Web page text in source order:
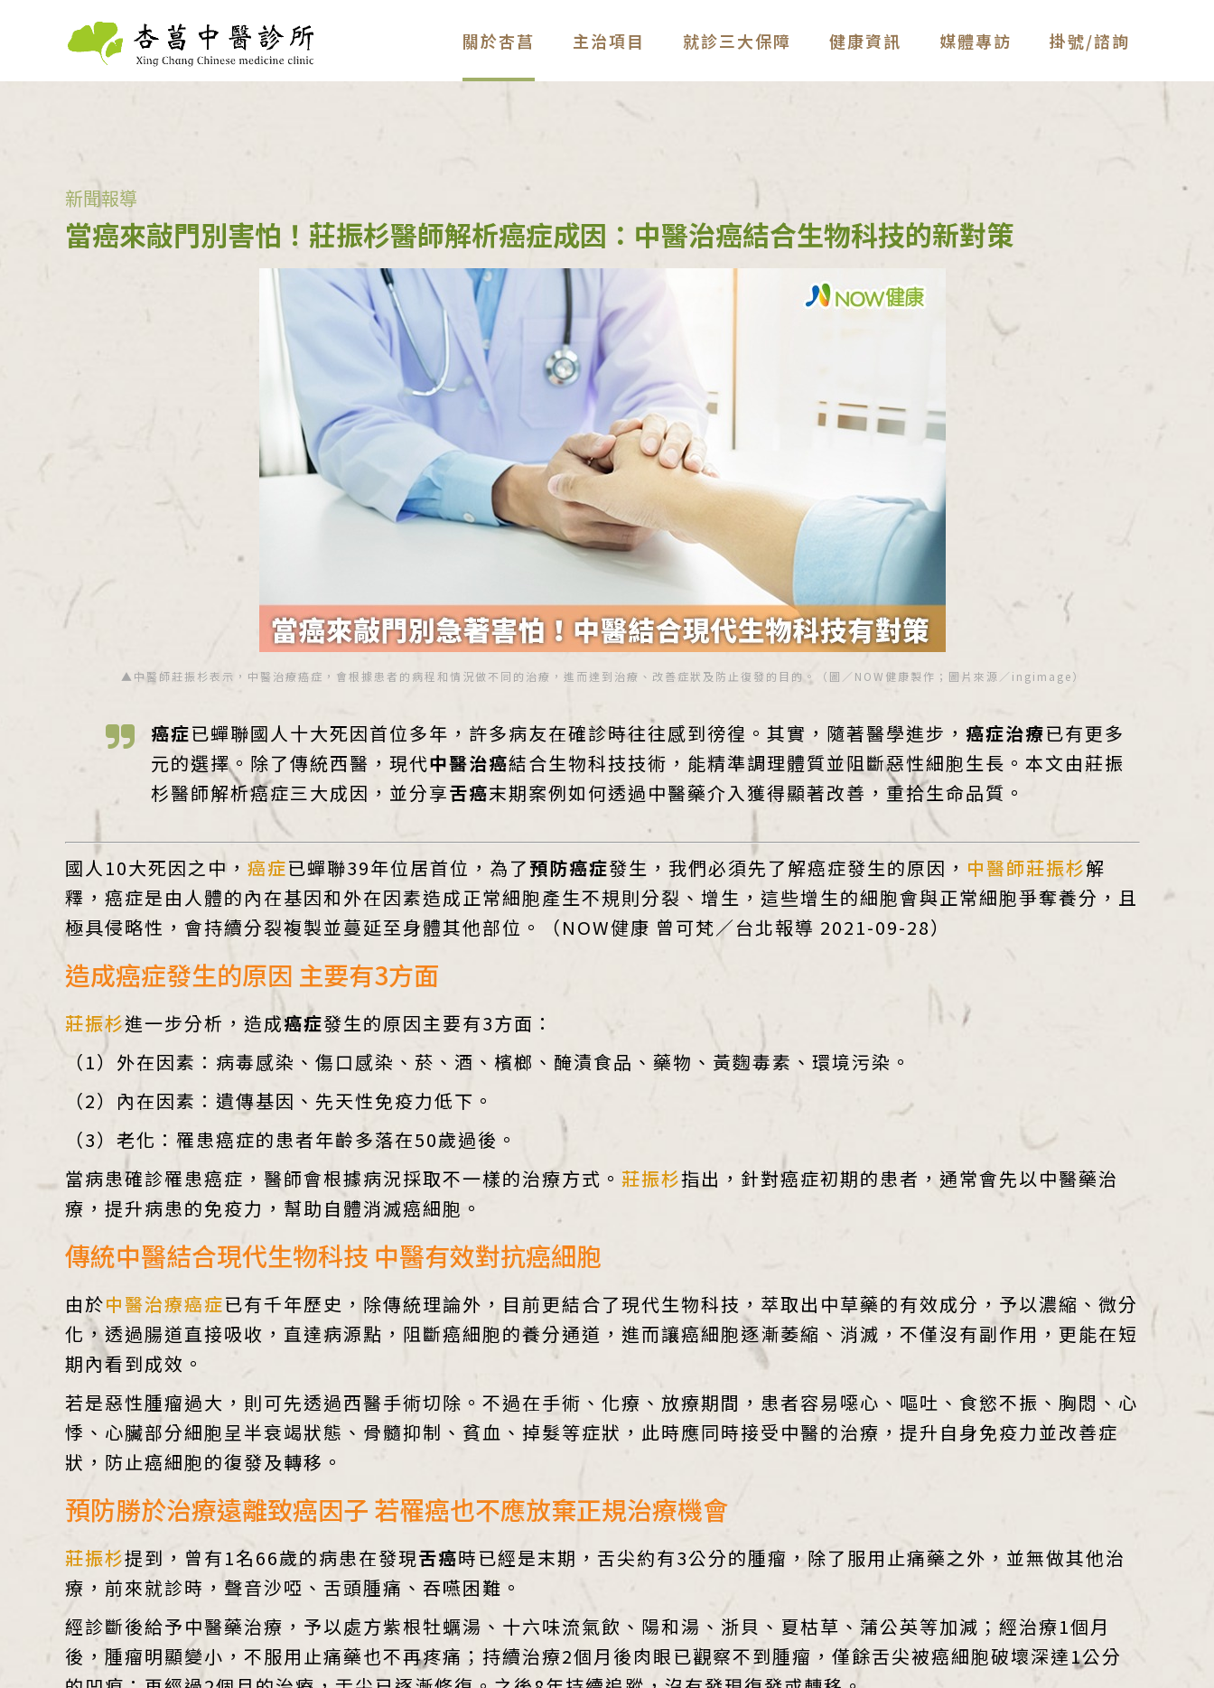
關於杏菖 主治項目 就診三大保障 健康資訊 媒體專訪 掛號/諮詢
新聞報導
當癌來敲門別害怕！莊振杉醫師解析癌症成因：中醫治癌結合生物科技的新對策
▲中醫師莊振杉表示，中醫治療癌症，會根據患者的病程和情況做不同的治療，進而達到治療、改善症狀及防止復發的目的。（圖／NOW健康製作；圖片來源／ingimage）
癌症已蟬聯國人十大死因首位多年，許多病友在確診時往往感到徬徨。其實，隨著醫學進步， 癌症治療已有更多
元的選擇。除了傳統西醫，現代中醫治癌結合生物科技技術，能精準調理體質並阻斷惡性細胞生長。本文由莊振
杉醫師解析癌症三大成因，並分享舌癌末期案例如何透過中醫藥介入獲得顯著改善，重拾生命品質。
國人10大死因之中， 癌症已蟬聯39年位居首位，為了預防癌症發生，我們必須先了解癌症發生的原因， 中醫師莊振杉解
釋，癌症是由人體的內在基因和外在因素造成正常細胞產生不規則分裂、增生，這些增生的細胞會與正常細胞爭奪養分，且
極具侵略性，會持續分裂複製並蔓延至身體其他部位。（NOW健康 曾可梵／台北報導 2021-09-28）
造成癌症發生的原因 主要有3方面
莊振杉進一步分析，造成癌症發生的原因主要有3方面：
（1）外在因素：病毒感染、傷口感染、菸、酒、檳榔、醃漬食品、藥物、黃麴毒素、環境污染。
（2）內在因素：遺傳基因、先天性免疫力低下。
（3）老化：罹患癌症的患者年齡多落在50歲過後。
當病患確診罹患癌症，醫師會根據病況採取不一樣的治療方式。 莊振杉指出，針對癌症初期的患者，通常會先以中醫藥治
療，提升病患的免疫力，幫助自體消滅癌細胞。
傳統中醫結合現代生物科技 中醫有效對抗癌細胞
由於中醫治療癌症已有千年歷史，除傳統理論外，目前更結合了現代生物科技，萃取出中草藥的有效成分，予以濃縮、微分
化，透過腸道直接吸收，直達病源點，阻斷癌細胞的養分通道，進而讓癌細胞逐漸萎縮、消滅，不僅沒有副作用，更能在短
期內看到成效。
若是惡性腫瘤過大，則可先透過西醫手術切除。不過在手術、化療、放療期間，患者容易噁心、嘔吐、食慾不振、胸悶、心
悸、心臟部分細胞呈半衰竭狀態、骨髓抑制、貧血、掉髮等症狀，此時應同時接受中醫的治療，提升自身免疫力並改善症
狀，防止癌細胞的復發及轉移。
預防勝於治療遠離致癌因子 若罹癌也不應放棄正規治療機會
莊振杉提到，曾有1名66歲的病患在發現舌癌時已經是末期，舌尖約有3公分的腫瘤，除了服用止痛藥之外，並無做其他治
療，前來就診時，聲音沙啞、舌頭腫痛、吞嚥困難。
經診斷後給予中醫藥治療，予以處方紫根牡蠣湯、十六味流氣飲、陽和湯、浙貝、夏枯草、蒲公英等加減；經治療1個月
後，腫瘤明顯變小，不服用止痛藥也不再疼痛；持續治療2個月後肉眼已觀察不到腫瘤，僅餘舌尖被癌細胞破壞深達1公分